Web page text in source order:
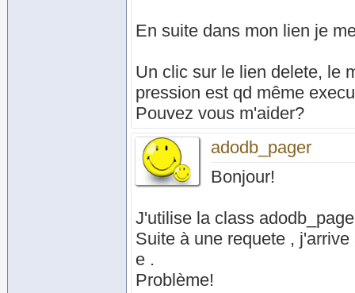
En suite dans mon lien je
Un clic sur le lien delete, le
pression est qd même
Pouvez vous m'aider?
adodb_pager
Bonjour!
J'utilise la class
Suite à une requete ,
e .
Problème!